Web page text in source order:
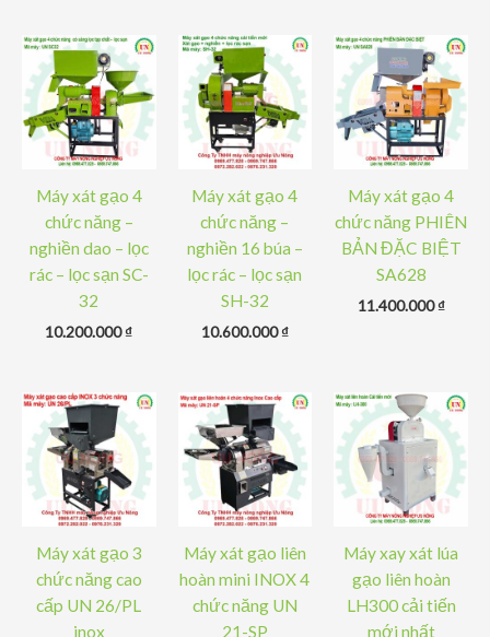
Máy xát gạo 4
chức năng –
nghiền dao – lọc
rác – lọc sạn SC-
32
10.200.000₫
Máy xát gạo 4
chức năng –
nghiền 16 búa –
lọc rác – lọc sạn
SH-32
10.600.000₫
Máy xát gạo 4
chức năng PHIÊN
BẢN ĐẶC BIỆT
SA628
11.400.000₫
Máy xát gạo 3
chức năng cao
cấp UN 26/PL
inox
Máy xát gạo liên
hoàn mini INOX 4
chức năng UN
21-SP
Máy xay xát lúa
gạo liên hoàn
LH300 cải tiến
mới nhất